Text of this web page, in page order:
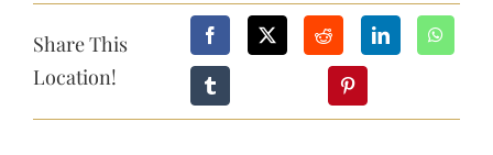
Share This
Location!